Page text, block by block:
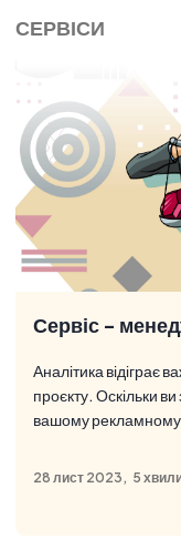
СЕРВІСИ
Аналітика відіграє
проєкту. Оскільки
вашому рекламному
28 лист 2023, 5